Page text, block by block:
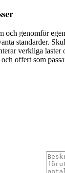
och genomför
standarder.
verkliga
offert som